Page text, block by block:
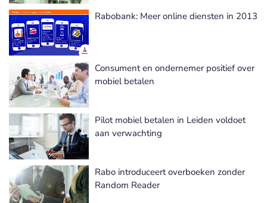
Rabobank: Meer online diensten in 2013
Consument en ondernemer positief over
mobiel betalen
Pilot mobiel betalen in Leiden voldoet
aan verwachting
Rabo introduceert overboeken zonder
Random Reader